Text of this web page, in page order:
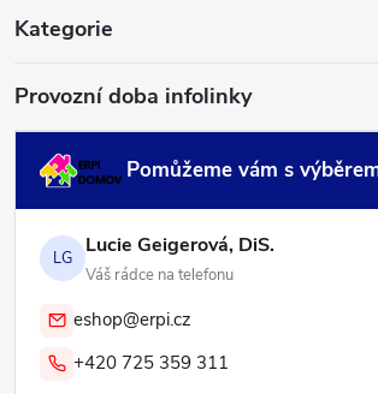
Kategorie
Provozní doba infolinky
Pomůžeme vám s
LG Lucie Geigerová, DiS.
Váš rádce na telefonu
eshop@erpi.cz
+420 725 359 311